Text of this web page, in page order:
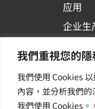
我們重視您的
我們使用 Cookies
內容，並分析我們
我們使用 Cookies。
应用
企业生
容器化
台应用
其他/增